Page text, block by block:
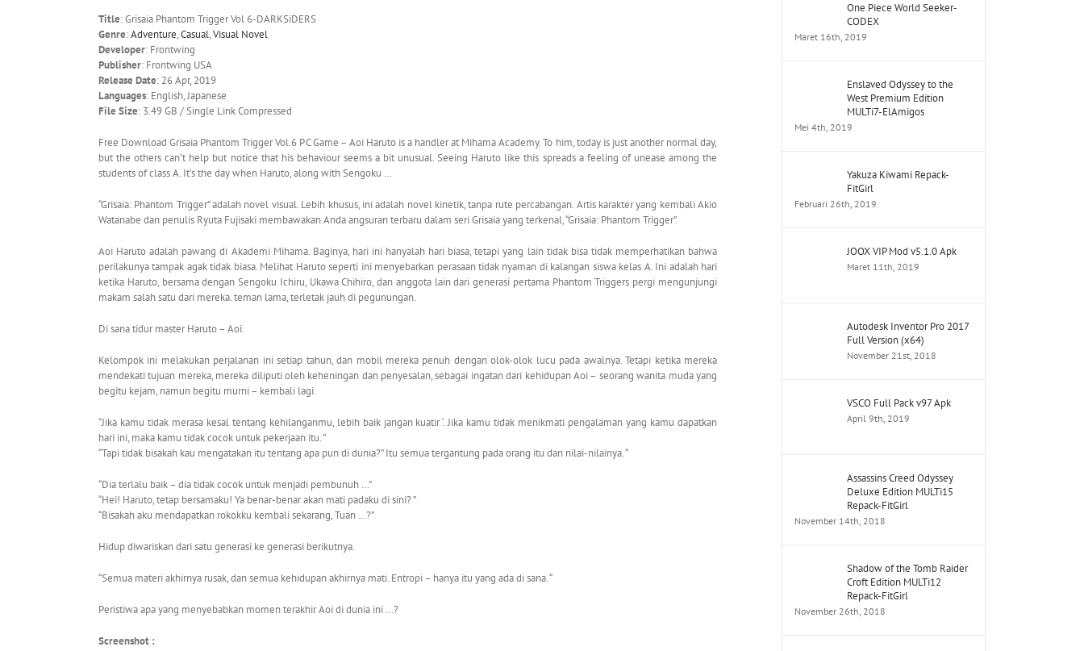
Title: Grisaia Phantom Trigger Vol 6-DARKSiDERS
Genre:Adventure,Casual,Visual Novel
Developer: Frontwing
Publisher: Frontwing USA
Release Date: 26 Apr, 2019
Languages: English, Japanese
File Size: 3.49 GB / Single Link Compressed
Free Download Grisaia Phantom Trigger Vol.6 PC Game – Aoi Haruto is a handler at Mihama Academy. To him, today is just another normal day,
but the others can’t help but notice that his behaviour seems a bit unusual. Seeing Haruto like this spreads a feeling of unease among the
students of class A. It’s the day when Haruto, along with Sengoku …
“Grisaia: Phantom Trigger” adalah novel visual. Lebih khusus, ini adalah novel kinetik, tanpa rute percabangan. Artis karakter yang kembali Akio
Watanabe dan penulis Ryuta Fujisaki membawakan Anda angsuran terbaru dalam seri Grisaia yang terkenal, “Grisaia: Phantom Trigger”.
Aoi Haruto adalah pawang di Akademi Mihama. Baginya, hari ini hanyalah hari biasa, tetapi yang lain tidak bisa tidak memperhatikan bahwa
perilakunya tampak agak tidak biasa. Melihat Haruto seperti ini menyebarkan perasaan tidak nyaman di kalangan siswa kelas A. Ini adalah hari
ketika Haruto, bersama dengan Sengoku Ichiru, Ukawa Chihiro, dan anggota lain dari generasi pertama Phantom Triggers pergi mengunjungi
makam salah satu dari mereka. teman lama, terletak jauh di pegunungan.
Di sana tidur master Haruto – Aoi.
Kelompok ini melakukan perjalanan ini setiap tahun, dan mobil mereka penuh dengan olok-olok lucu pada awalnya. Tetapi ketika mereka
mendekati tujuan mereka, mereka diliputi oleh keheningan dan penyesalan, sebagai ingatan dari kehidupan Aoi – seorang wanita muda yang
begitu kejam, namun begitu murni – kembali lagi.
“Jika kamu tidak merasa kesal tentang kehilanganmu, lebih baik jangan kuatir ‘. Jika kamu tidak menikmati pengalaman yang kamu dapatkan
hari ini, maka kamu tidak cocok untuk pekerjaan itu. ”
“Tapi tidak bisakah kau mengatakan itu tentang apa pun di dunia?” Itu semua tergantung pada orang itu dan nilai-nilainya. “
“Dia terlalu baik – dia tidak cocok untuk menjadi pembunuh …”
“Hei! Haruto, tetap bersamaku! Ya benar-benar akan mati padaku di sini? ”
“Bisakah aku mendapatkan rokokku kembali sekarang, Tuan …?”
Hidup diwariskan dari satu generasi ke generasi berikutnya.
“Semua materi akhirnya rusak, dan semua kehidupan akhirnya mati. Entropi – hanya itu yang ada di sana. “
Peristiwa apa yang menyebabkan momen terakhir Aoi di dunia ini …?
Screenshot :
One Piece World Seeker-
CODEX
Maret 16th, 2019
Enslaved Odyssey to the
West Premium Edition
MULTi7-ElAmigos
Mei 4th, 2019
Yakuza Kiwami Repack-
FitGirl
Februari 26th, 2019
JOOX VIP Mod v5.1.0 Apk
Maret 11th, 2019
Autodesk Inventor Pro 2017
Full Version (x64)
November 21st, 2018
VSCO Full Pack v97 Apk
April 9th, 2019
Assassins Creed Odyssey
Deluxe Edition MULTi15
Repack-FitGirl
November 14th, 2018
Shadow of the Tomb Raider
Croft Edition MULTi12
Repack-FitGirl
November 26th, 2018